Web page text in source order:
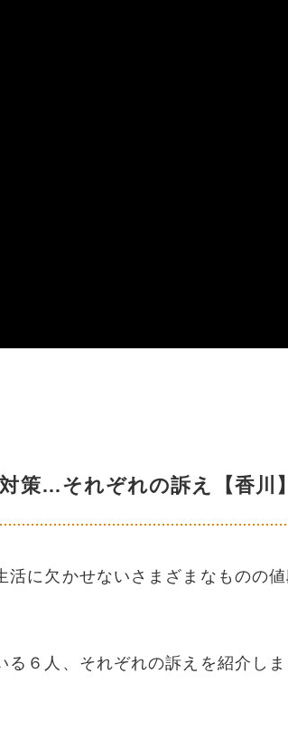
策…それぞれの訴え【香川】
活に欠かせないさまざまなものの
６人、それぞれの訴えを紹介しま